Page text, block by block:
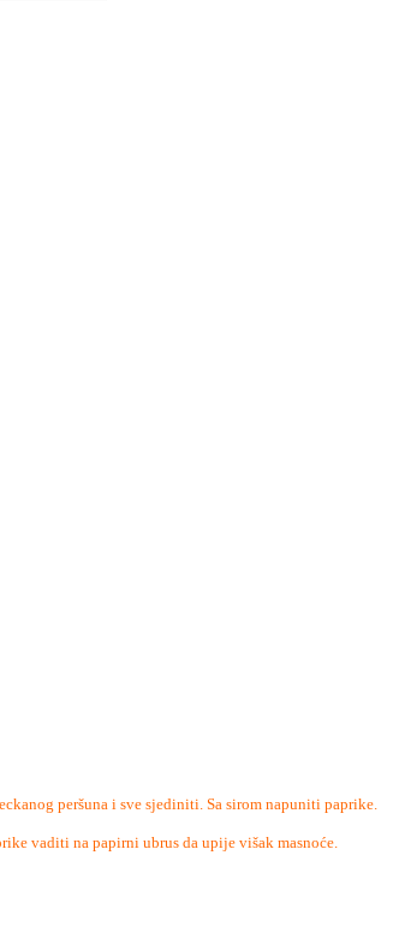
peršuna i sve sjediniti. Sa sirom napuniti paprike.
vaditi na papirni ubrus da upije višak masnoće.